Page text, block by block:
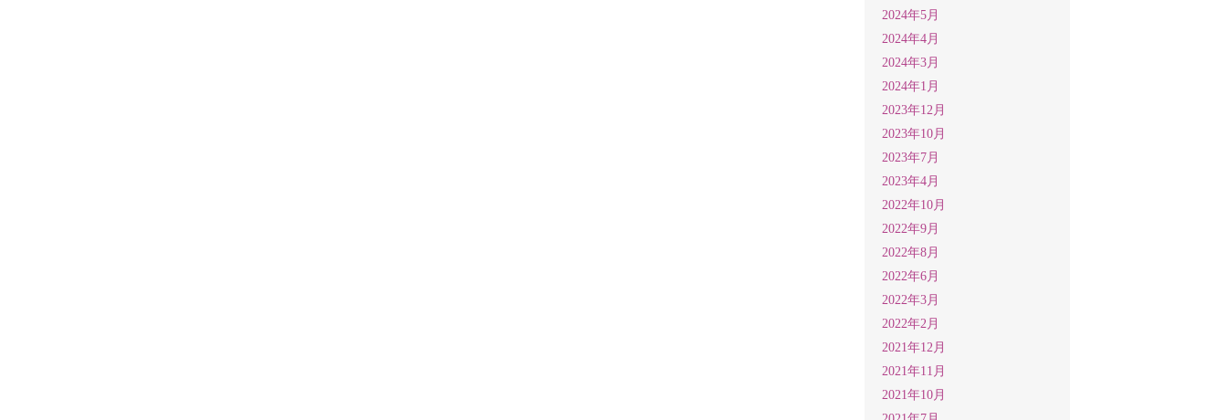
2024年5月
2024年4月
2024年3月
2024年1月
2023年12月
2023年10月
2023年7月
2023年4月
2022年10月
2022年9月
2022年8月
2022年6月
2022年3月
2022年2月
2021年12月
2021年11月
2021年10月